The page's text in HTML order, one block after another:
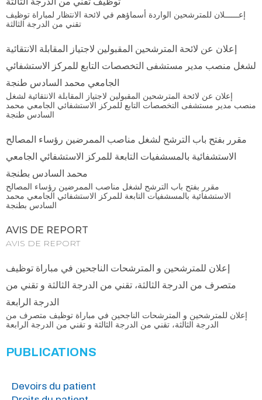
إعــــــلان للمترشحين الواردة أسماؤهم في لائحة الانتظار لمباراة توظيف
تقني من الدرجة الثالثة
إعلان عن لائحة المترشحين المقبولين لاجتياز المقابلة الانتقائية
لشغل منصب مدير مستشفى التخصصات التابع للمركز الاستشفائي
الجامعي محمد السادس طنجة
إعلان عن لائحة المترشحين المقبولين لاجتياز المقابلة الانتقائية لشغل
منصب مدير مستشفى التخصصات التابع للمركز الاستشفائي الجامعي محمد
السادس طنجة
مقرر بفتح باب الترشح لشغل مناصب الممرضين رؤساء المصالح
الاستشفائية بالمسشفيات التابعة للمركز الاستشفائي الجامعي
محمد السادس بطنجة
مقرر بفتح باب الترشح لشغل مناصب الممرضين رؤساء المصالح
الاستشفائية بالمسشفيات التابعة للمركز الاستشفائي الجامعي محمد
السادس بطنجة
AVIS DE REPORT
AVIS DE REPORT
إعلان للمترشحين و المترشحات الناجحين في مباراة توظيف
متصرف من الدرجة الثالثة، تقني من الدرجة الثالثة و تقني من
الدرجة الرابعة
إعلان للمترشحين و المترشحات الناجحين في مباراة توظيف متصرف من
الدرجة الثالثة، تقني من الدرجة الثالثة و تقني من الدرجة الرابعة
PUBLICATIONS
Devoirs du patient